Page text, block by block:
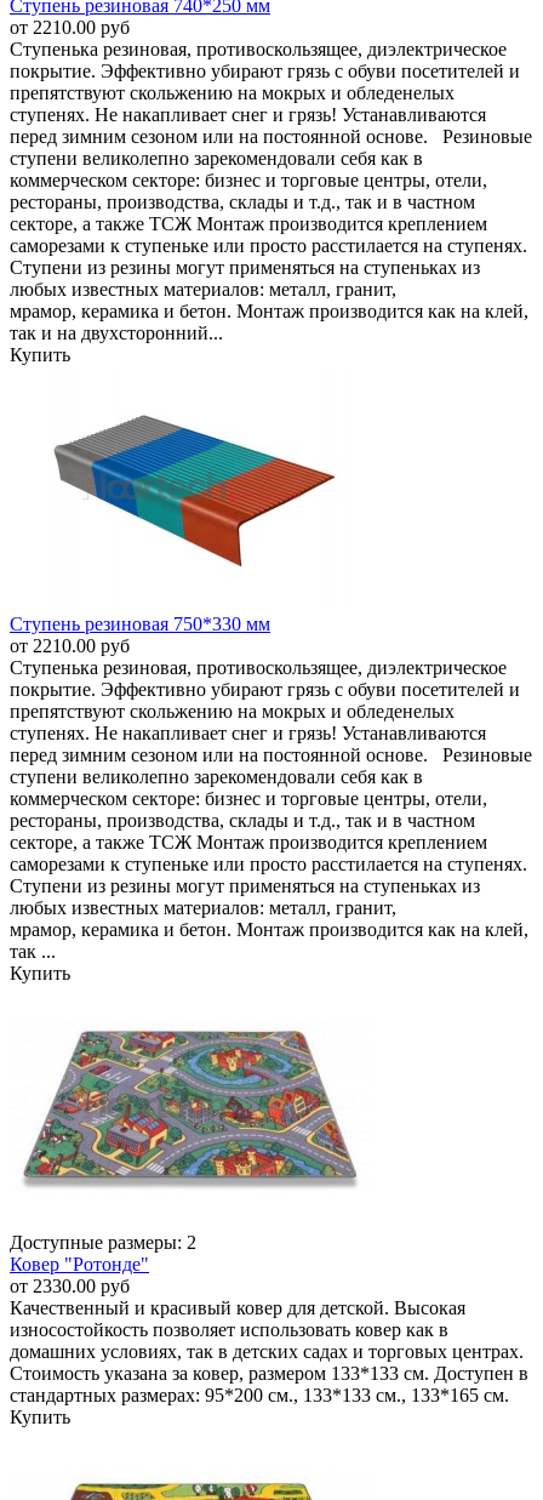
Ступень резиновая 740*250 мм
от 2210.00 руб
Ступенька резиновая, противоскользящее, диэлектрическое
покрытие. Эффективно убирают грязь с обуви посетителей и
препятствуют скольжению на мокрых и обледенелых
ступенях. Не накапливает снег и грязь! Устанавливаются
перед зимним сезоном или на постоянной основе. Резиновые
ступени великолепно зарекомендовали себя как в
коммерческом секторе: бизнес и торговые центры, отели,
рестораны, производства, склады и т.д., так и в частном
секторе, а также ТСЖ Монтаж производится креплением
саморезами к ступеньке или просто расстилается на ступенях.
Ступени из резины могут применяться на ступеньках из
любых известных материалов: металл, гранит,
мрамор, керамика и бетон. Монтаж производится как на клей,
так и на двухсторонний...
Купить
Ступень резиновая 750*330 мм
от 2210.00 руб
Ступенька резиновая, противоскользящее, диэлектрическое
покрытие. Эффективно убирают грязь с обуви посетителей и
препятствуют скольжению на мокрых и обледенелых
ступенях. Не накапливает снег и грязь! Устанавливаются
перед зимним сезоном или на постоянной основе. Резиновые
ступени великолепно зарекомендовали себя как в
коммерческом секторе: бизнес и торговые центры, отели,
рестораны, производства, склады и т.д., так и в частном
секторе, а также ТСЖ Монтаж производится креплением
саморезами к ступеньке или просто расстилается на ступенях.
Ступени из резины могут применяться на ступеньках из
любых известных материалов: металл, гранит,
мрамор, керамика и бетон. Монтаж производится как на клей,
так ...
Купить
Доступные размеры: 2
Ковер "Ротонде"
от 2330.00 руб
Качественный и красивый ковер для детской. Высокая
износостойкость позволяет использовать ковер как в
домашних условиях, так в детских садах и торговых центрах.
Стоимость указана за ковер, размером 133*133 см. Доступен в
стандартных размерах: 95*200 см., 133*133 см., 133*165 см.
Купить